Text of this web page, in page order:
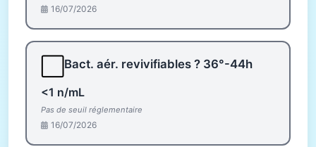
16/07/2026
Bact. aér. revivifiables ? 36°-44h
<1 n/mL
Pas de seuil réglementaire
16/07/2026